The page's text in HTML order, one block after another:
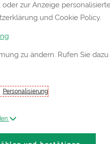
Diverses
5cm 10st
zur Anzeige
und Cookie Policy.
zu ändern. Rufen Sie
Personalisierung